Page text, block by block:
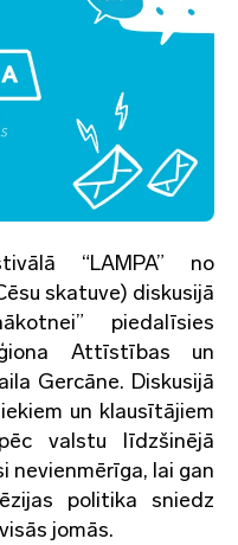
“LAMPA” no
skatuve) diskusijā
piedalīsies
Attīstības un
Gercāne. Diskusijā
un klausītājiem
valstu līdzšinējā
nevienmērīga, lai gan
politika sniedz
jomās.